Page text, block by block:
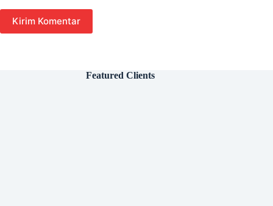
Kirim Komentar
Featured Clients